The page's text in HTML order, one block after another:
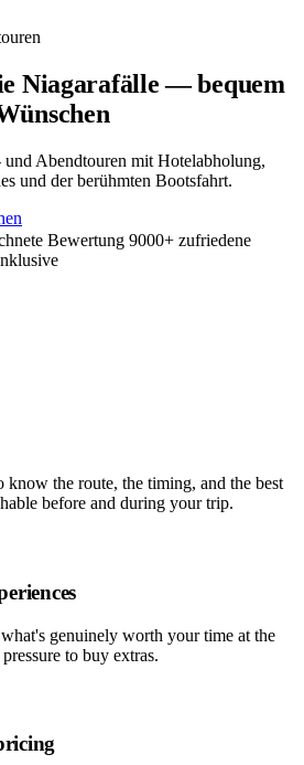
Niagarafälle — bequem
und Abendtouren mit Hotelabholung,
und der berühmten Bootsfahrt.
Bewertung 9000+ zufriedene
know the route, the timing, and the best
before and during your trip.
genuinely worth your time at the
to buy extras.